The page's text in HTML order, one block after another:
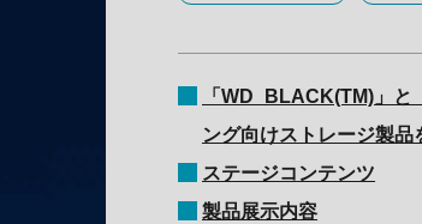
「WD_BLACK(TM)」と
ング向けストレージ製品
ステージコンテンツ
製品展示内容